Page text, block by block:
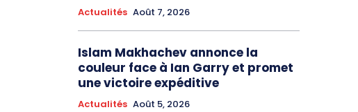
Actualités Août 7, 2026
Islam Makhachev annonce la
couleur face à Ian Garry et promet
une victoire expéditive
Actualités Août 5, 2026